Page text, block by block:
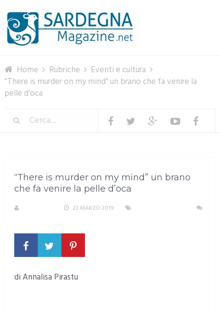
Home Rubriche
Eventi e cultura
“There is murder on my mind” un brano che fa venire la
pelle d’oca
“There is murder on my mind” un brano
che fa venire la pelle d’oca
23 MARZO 2019
di Annalisa Pirastu